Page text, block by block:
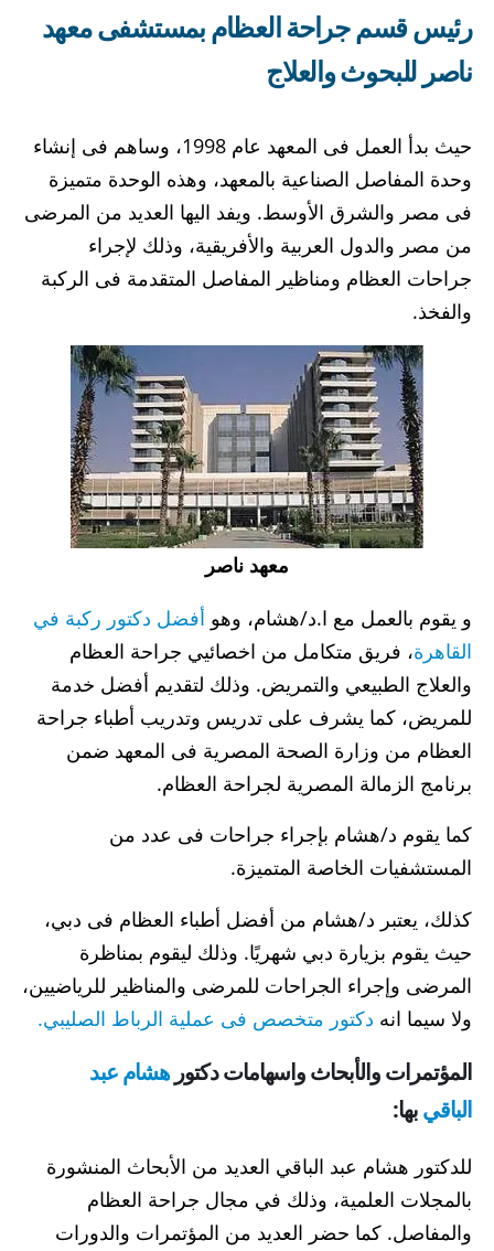
رئيس قسم جراحة العظام بمستشفى معهد
ناصر للبحوث والعلاج
حيث بدأ العمل فى المعهد عام 1998، وساهم فى إنشاء
وحدة المفاصل الصناعية بالمعهد، وهذه الوحدة متميزة
فى مصر والشرق الأوسط. ويفد اليها العديد من المرضى
من مصر والدول العربية والأفريقية، وذلك لإجراء
جراحات العظام ومناظير المفاصل المتقدمة فى الركبة
والفخذ.
معهد ناصر
و يقوم بالعمل مع ا.د/هشام، وهو أفضل دكتور ركبة في
القاهرة، فريق متكامل من اخصائيي جراحة العظام
والعلاج الطبيعي والتمريض. وذلك لتقديم أفضل خدمة
للمريض، كما يشرف على تدريس وتدريب أطباء جراحة
العظام من وزارة الصحة المصرية فى المعهد ضمن
برنامج الزمالة المصرية لجراحة العظام.
كما يقوم د/هشام بإجراء جراحات فى عدد من
المستشفيات الخاصة المتميزة.
كذلك، يعتبر د/هشام من أفضل أطباء العظام فى دبي،
حيث يقوم بزيارة دبي شهريًا. وذلك ليقوم بمناظرة
المرضى وإجراء الجراحات للمرضى والمناظير للرياضيين،
ولا سيما انه دكتور متخصص فى عملية الرباط الصليبي.
المؤتمرات والأبحاث واسهامات دكتورهشام عبد
الباقيبها:
للدكتور هشام عبد الباقي العديد من الأبحاث المنشورة
بالمجلات العلمية، وذلك في مجال جراحة العظام
والمفاصل. كما حضر العديد من المؤتمرات والدورات